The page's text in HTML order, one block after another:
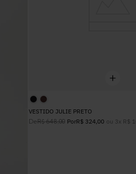
VESTIDO JULIE PRETO
DeR$ 648,00 PorR$ 324,00 ou 3x R$